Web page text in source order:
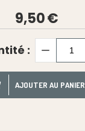
9,50€
:
AJOUTER AU PANIER